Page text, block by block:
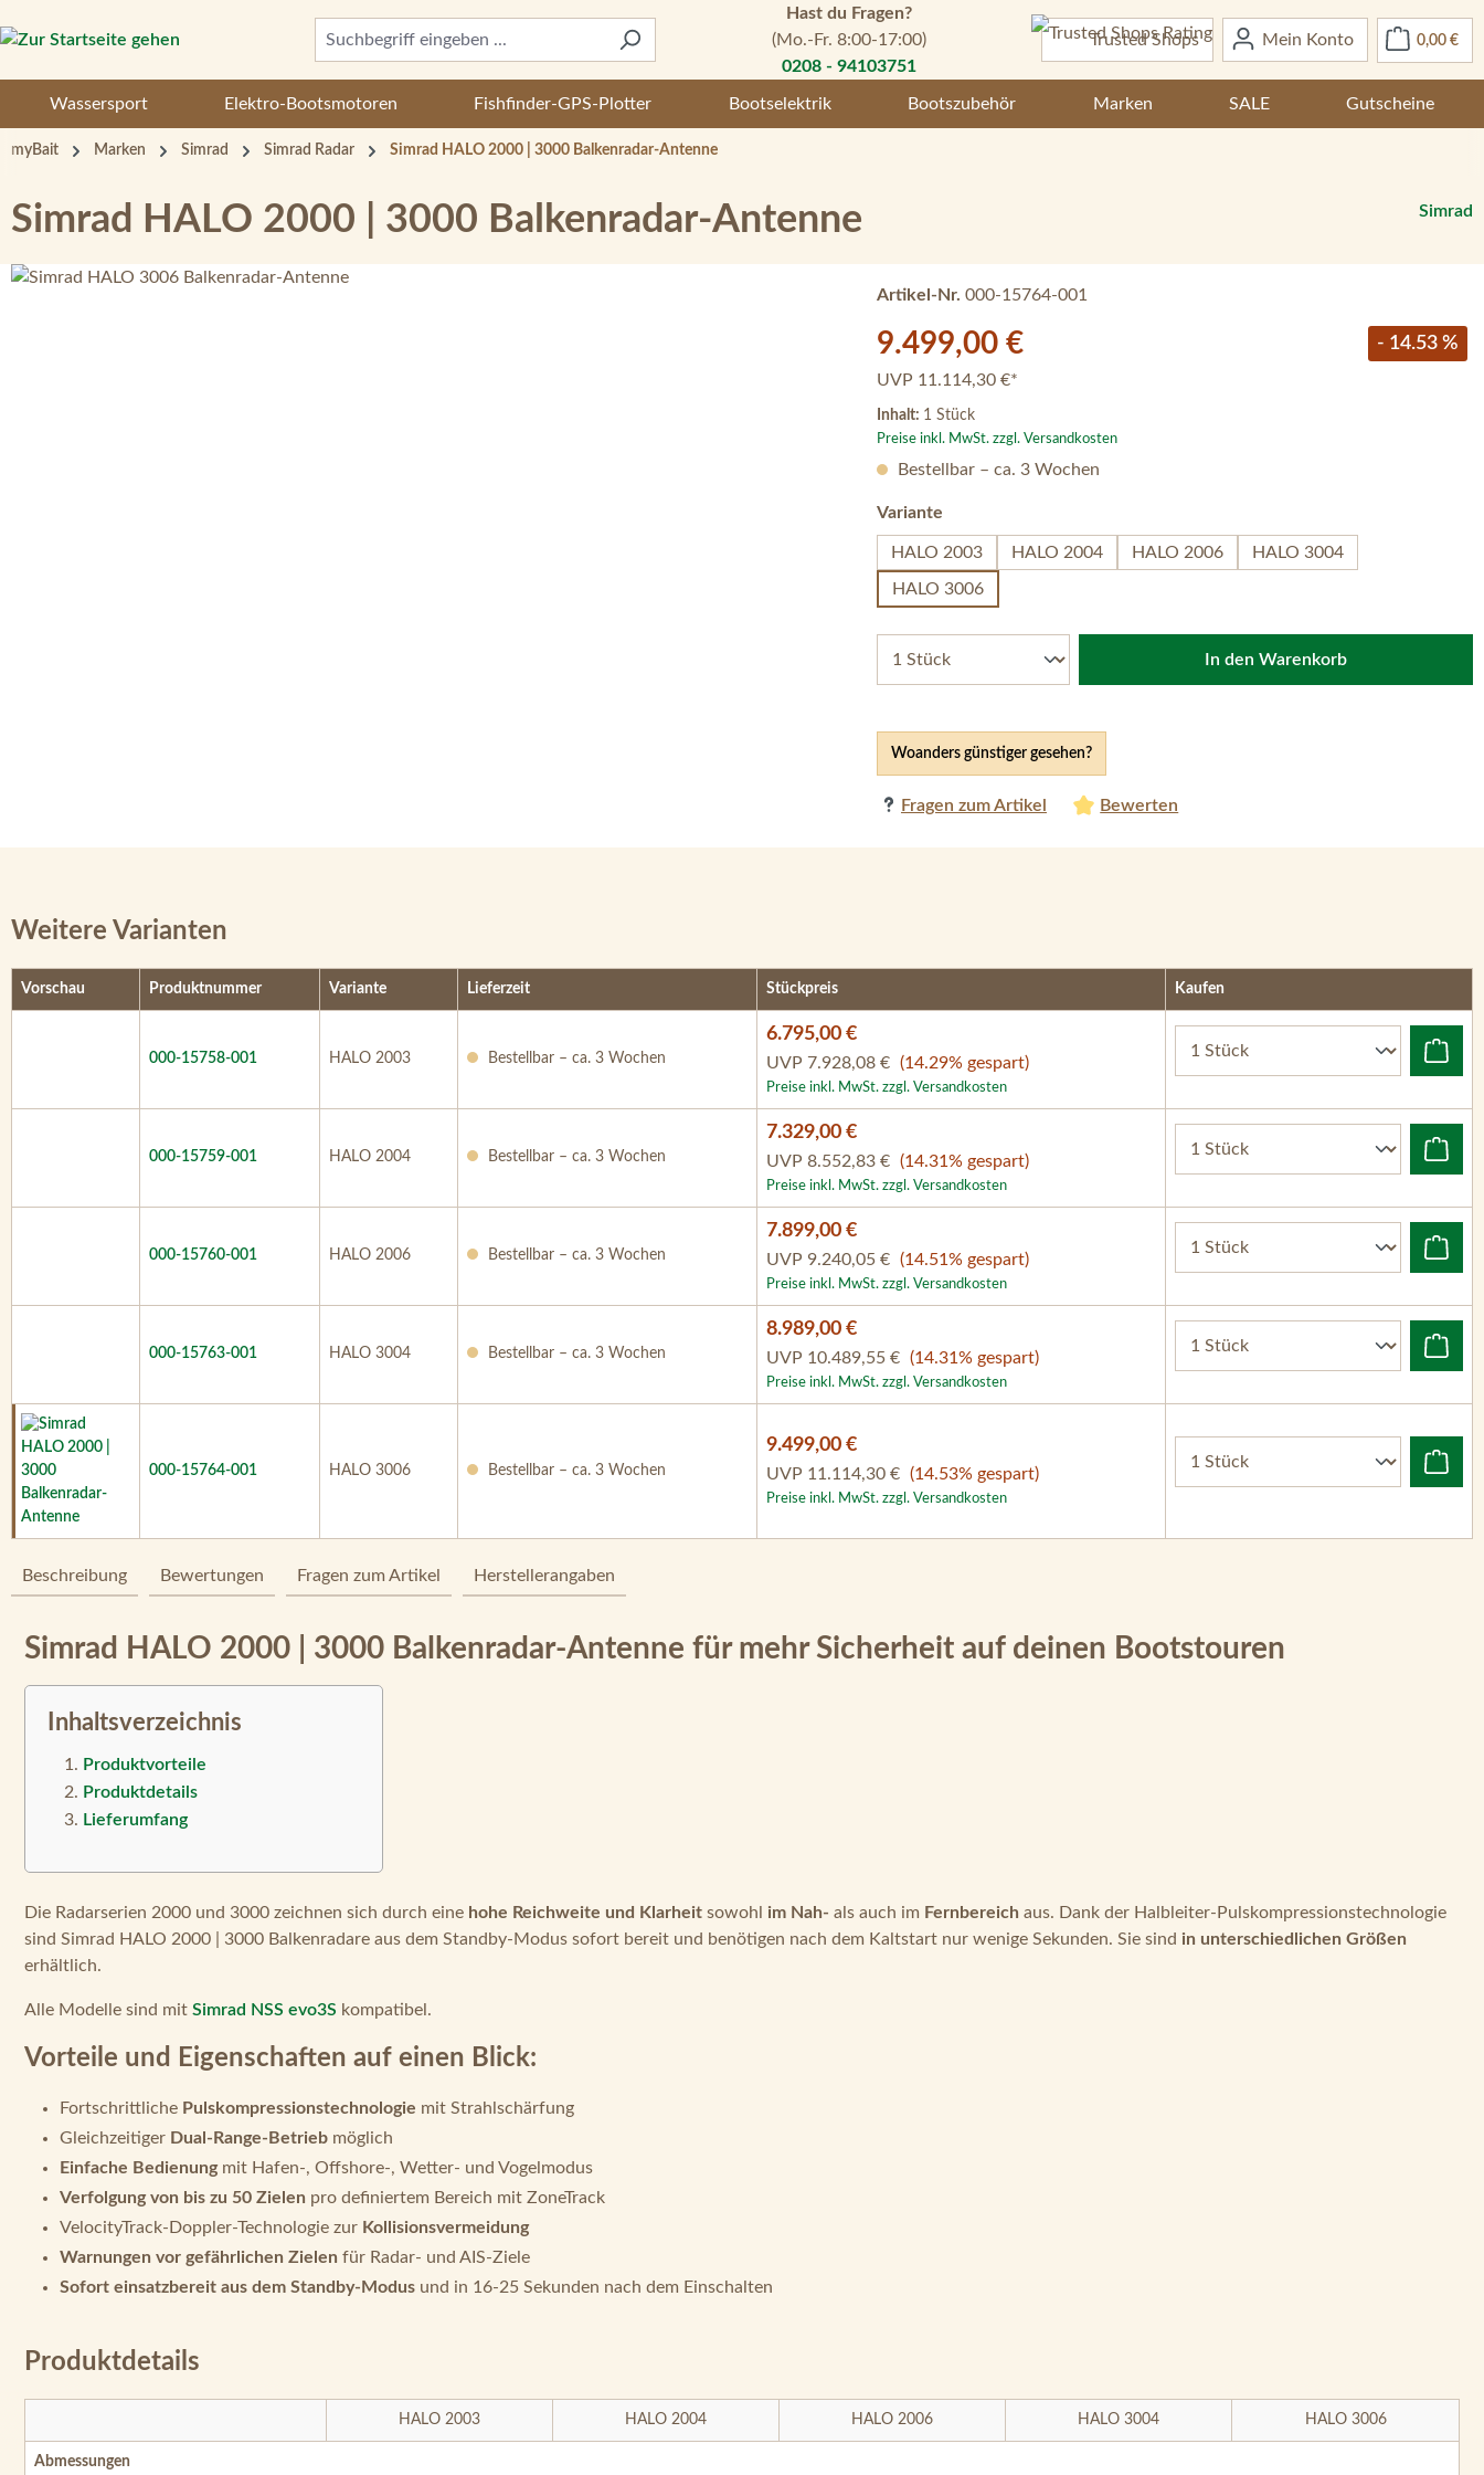
Hauptinhalt springen
Zur Suche springen
Hast du Fragen?
(Mo.-Fr. 8:00-17:00)
0208 - 94103751
Trusted Shops Mein Konto 0,00 €
Wassersport Elektro-Bootsmotoren Fishfinder-GPS-Plotter Bootselektrik Bootszubehör Marken SALE Gutscheine
myBait Marken Simrad Simrad Radar Simrad HALO 2000 | 3000 Balkenradar-Antenne
Simrad HALO 2000 | 3000 Balkenradar-Antenne Simrad
Bildergalerie überspringen
Artikel-Nr. 000-15764-001
Verkaufspreis:
9.499,00 € - 14.53 %
UVP 11.114,30 €*
Inhalt: 1 Stück
Preise inkl. MwSt. zzgl. Versandkosten
Woanders günstiger gesehen?
Fragen zum Artikel Bewerten
Bestellbar – ca. 3 Wochen
Variante
HALO 2003 HALO 2004 HALO 2006 HALO 3004
HALO 3006
In den Warenkorb
Weitere Varianten
Vorschau Produktnummer Variante Lieferzeit Stückpreis Kaufen
000-15758-001 HALO 2003 Bestellbar – ca. 3 Wochen
6.795,00 €
UVP 7.928,08 € (14.29% gespart)
Preise inkl. MwSt. zzgl. Versandkosten
000-15759-001 HALO 2004 Bestellbar – ca. 3 Wochen
7.329,00 €
UVP 8.552,83 € (14.31% gespart)
Preise inkl. MwSt. zzgl. Versandkosten
000-15760-001 HALO 2006 Bestellbar – ca. 3 Wochen
7.899,00 €
UVP 9.240,05 € (14.51% gespart)
Preise inkl. MwSt. zzgl. Versandkosten
000-15763-001 HALO 3004 Bestellbar – ca. 3 Wochen
8.989,00 €
UVP 10.489,55 € (14.31% gespart)
Preise inkl. MwSt. zzgl. Versandkosten
000-15764-001 HALO 3006 Bestellbar – ca. 3 Wochen
9.499,00 €
UVP 11.114,30 € (14.53% gespart)
Preise inkl. MwSt. zzgl. Versandkosten
Beschreibung Bewertungen Fragen zum Artikel Herstellerangaben
Simrad HALO 2000 | 3000 Balkenradar-Antenne für mehr Sicherheit auf deinen Bootstouren
Inhaltsverzeichnis
Produktvorteile
Produktdetails
Lieferumfang
Die Radarserien 2000 und 3000 zeichnen sich durch eine hohe Reichweite und Klarheit sowohl im Nah- als auch im Fernbereich aus. Dank der Halbleiter-Pulskompressionstechnologie
sind Simrad HALO 2000 | 3000 Balkenradare aus dem Standby-Modus sofort bereit und benötigen nach dem Kaltstart nur wenige Sekunden. Sie sind in unterschiedlichen Größen
erhältlich.
Alle Modelle sind mit Simrad NSS evo3S kompatibel.
Vorteile und Eigenschaften auf einen Blick:
Fortschrittliche Pulskompressionstechnologie mit Strahlschärfung
Gleichzeitiger Dual-Range-Betrieb möglich
Einfache Bedienungmit Hafen-, Offshore-, Wetter- und Vogelmodus
Verfolgung von bis zu 50 Zielen pro definiertem Bereich mit ZoneTrack
VelocityTrack-Doppler-Technologie zur Kollisionsvermeidung
Warnungen vor gefährlichen Zielen für Radar- und AIS-Ziele
Sofort einsatzbereit aus dem Standby-Modus und in 16-25 Sekunden nach dem Einschalten
Produktdetails
HALO 2003 HALO 2004 HALO 2006 HALO 3004 HALO 3006
Abmessungen